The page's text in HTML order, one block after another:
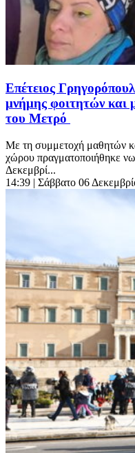
Επέτειος
μνήμης φοιτητών και
του Μετρό
Με τη συμμετοχή μαθητών
χώρου πραγματοποιήθηκε
Δεκεμβρί...
14:39 | Σάββατο 06